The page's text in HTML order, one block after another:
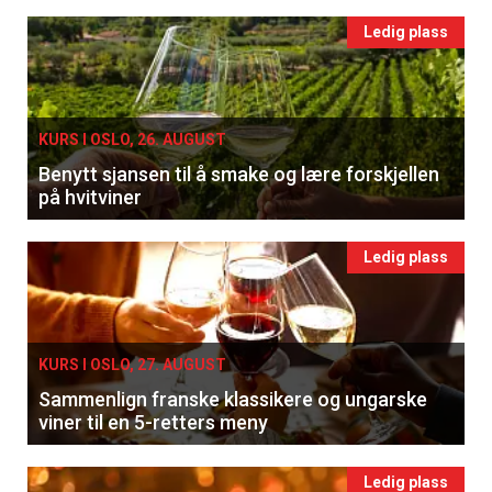
Ledig plass
KURS I OSLO, 26. AUGUST
Benytt sjansen til å smake og lære forskjellen
på hvitviner
Ledig plass
KURS I OSLO, 27. AUGUST
Sammenlign franske klassikere og ungarske
viner til en 5-retters meny
Ledig plass